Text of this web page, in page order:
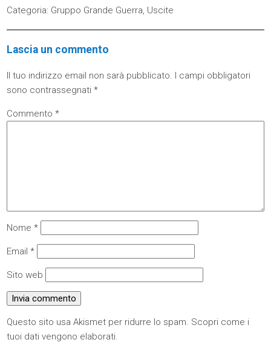
Categoria: Gruppo Grande Guerra, Uscite
Lascia un commento
Il tuo indirizzo email non sarà pubblicato. I campi obbligatori
sono contrassegnati*
Commento*
Nome*
Email*
Sito web
Questo sito usa Akismet per ridurre lo spam. Scopri come i
tuoi dati vengono elaborati.